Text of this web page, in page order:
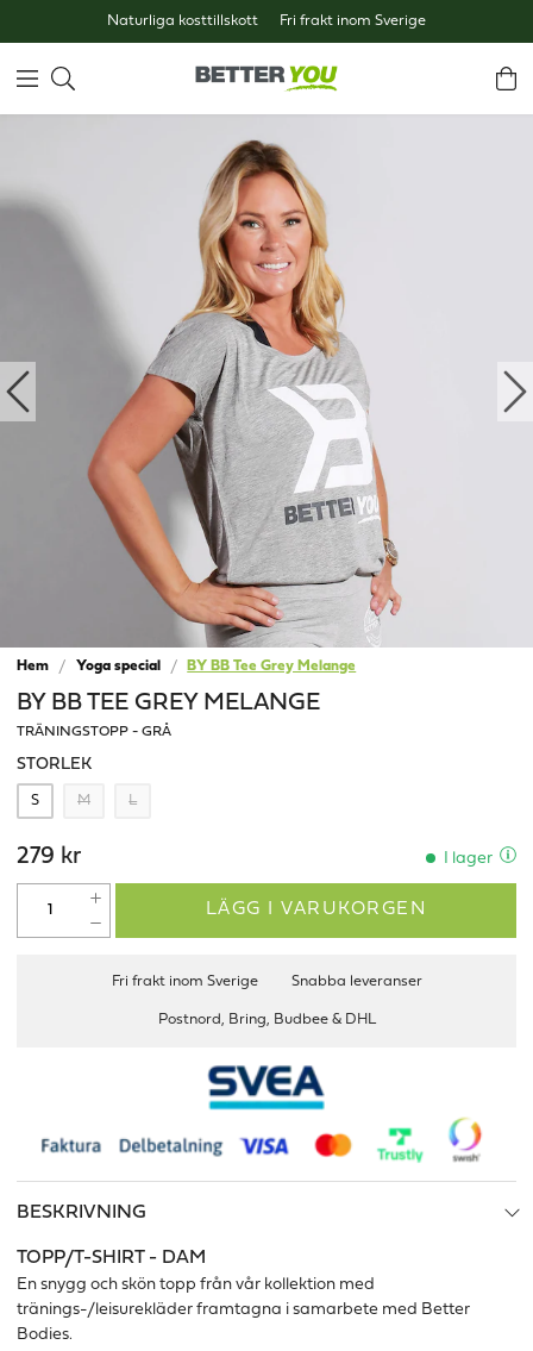
Naturliga kosttillskott Fri frakt inom Sverige
Hem Yoga special BY BB Tee Grey Melange
BY BB TEE GREY MELANGE
TRÄNINGSTOPP - GRÅ
STORLEK
S M L
279 kr I lager
LÄGG I VARUKORGEN
Fri frakt inom Sverige Snabba leveranser
Postnord, Bring, Budbee & DHL
BESKRIVNING
TOPP/T-SHIRT - DAM
En snygg och skön topp från vår kollektion med
tränings-/leisurekläder framtagna i samarbete med Better
Bodies.